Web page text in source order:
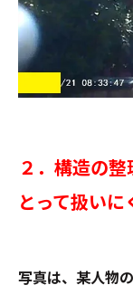
２．構造の
とって扱いに
写真は、某人物